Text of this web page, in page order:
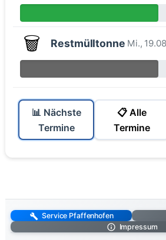
🗑️ Restmülltonne Mi.,
📊 Nächste
Termine
📋 Alle
Termine
Service Pfaffenhofen
Impressum